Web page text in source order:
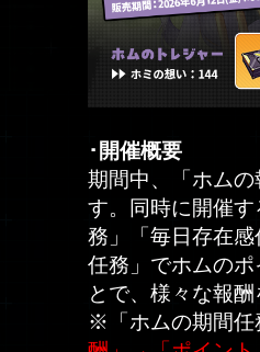
･開催概要
期間中、「ホム
す。同時に開催
務」「毎日存在
任務」でホムの
とで、様々な報酬
※「ホムの期間任